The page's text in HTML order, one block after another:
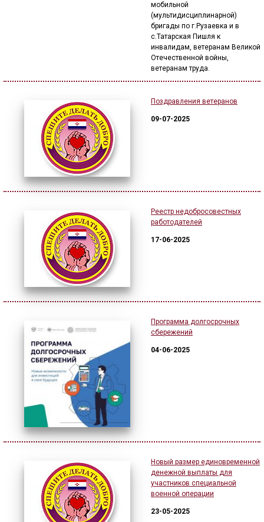
мобильной
(мультидисциплинарной)
бригады по г.Рузаевка и в
с.Татарская Пишля к
инвалидам, ветеранам Великой
Отечественной войны,
ветеранам труда.
Поздравления ветеранов
09-07-2025
Реестр недобросовестных
работодателей
17-06-2025
Программа долгосрочных
сбережений
04-06-2025
Новый размер единовременной
денежной выплаты для
участников специальной
военной операции
23-05-2025